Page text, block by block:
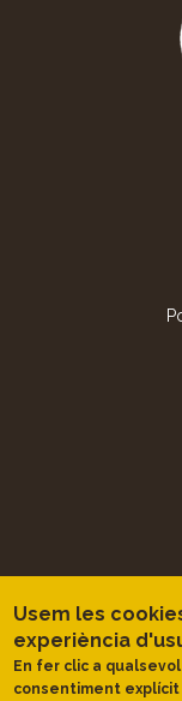
Usem les
experiència
En fer clic a
consentiment